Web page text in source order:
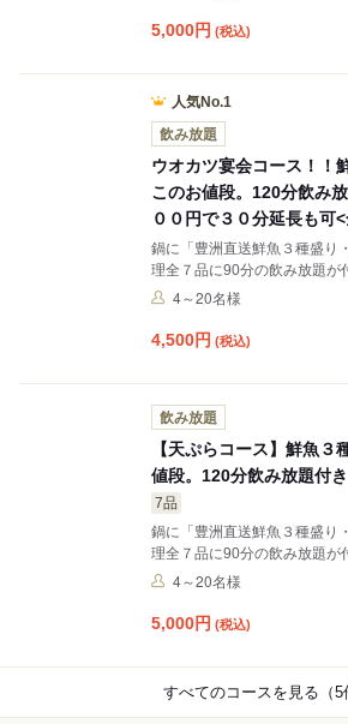
すのでご希望の方はお問い合
5,000円 (税込)
人気No.1
飲み放題
ウオカツ宴会コース！！
このお値段。120分飲み
００円で３０分延長も可
鍋に「豊洲直送鮮魚３種盛り
理全７品に90分の飲み放題が
の貸切を20名様から承ります
ービスございますので(定員9
4～20名様
4,500円 (税込)
飲み放題
【天ぷらコース】鮮魚３
値段。120分飲み放題付
7品
鍋に「豊洲直送鮮魚３種盛り
理全７品に90分の飲み放題が
の貸切を20名様から承ります
ービスございますので(定員9
4～20名様
5,000円 (税込)
すべてのコースを見る（5